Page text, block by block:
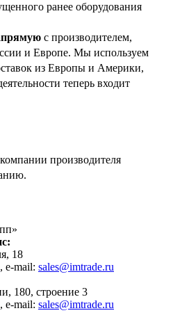
ранее оборудования
с производителем,
и Европе. Мы используем
из Европы и Америки,
теперь входит
производителя
»
18
, e-mail: sales@imtrade.ru
180, строение 3
, e-mail: sales@imtrade.ru